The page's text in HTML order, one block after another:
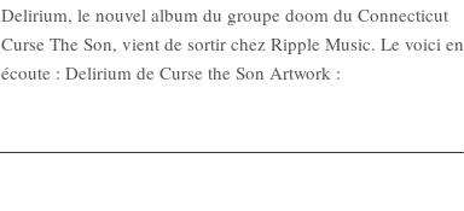
Delirium, le nouvel album du groupe doom du Connecticut
Curse The Son, vient de sortir chez Ripple Music. Le voici en
écoute : Delirium de Curse the Son Artwork :